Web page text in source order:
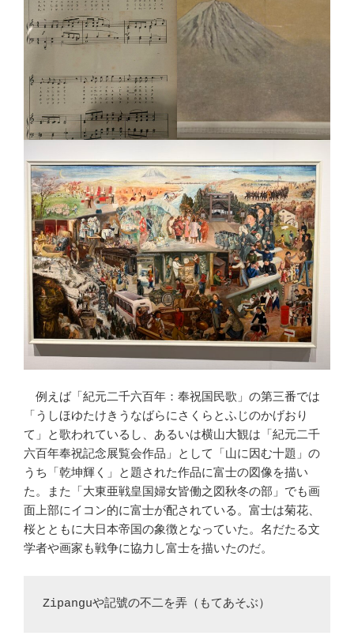
例えば「紀元二千六百年：奉祝国民歌」の第三番では
「うしほゆたけきうなばらにさくらとふじのかげおり
て」と歌われているし、あるいは横山大観は「紀元二千
六百年奉祝記念展覧会作品」として「山に因む十題」の
うち「乾坤輝く」と題された作品に富士の図像を描い
た。また「大東亜戦皇国婦女皆働之図秋冬の部」でも画
面上部にイコン的に富士が配されている。富士は菊花、
桜とともに大日本帝国の象徴となっていた。名だたる文
学者や画家も戦争に協力し富士を描いたのだ。
Zipanguや記號の不二を弄（もてあそぶ）